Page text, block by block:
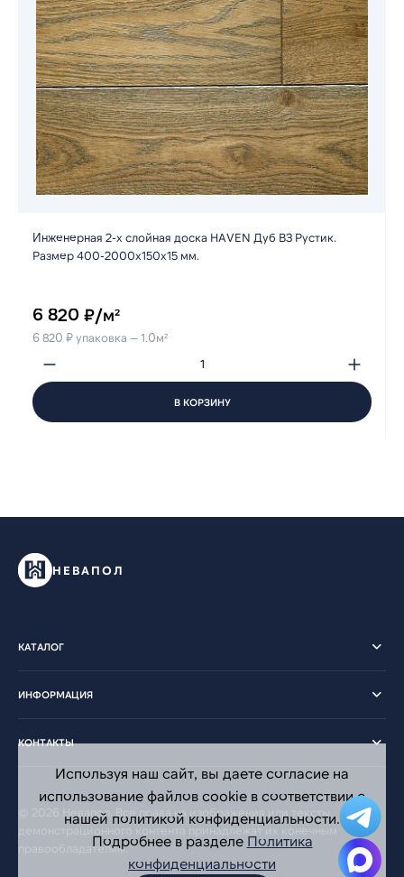
Инженерная 2-х слойная доска HAVEN Дуб B3 Рустик.
Размер 400-2000х150х15 мм.
6 820 ₽/м²
6 820 ₽ упаковка — 1.0м²
В КОРЗИНУ
НЕВАПОЛ
КАТАЛОГ
ИНФОРМАЦИЯ
КОНТАКТЫ
© 2026 Невапол. Все права на изображения или тексты
демонстрационного контента принадлежат их конечным
правообладателям.
Используя наш сайт, вы даете согласие на
использование файлов cookie в соответствии с
нашей политикой конфиденциальности.
Подробнее в разделе Политика
конфиденциальности